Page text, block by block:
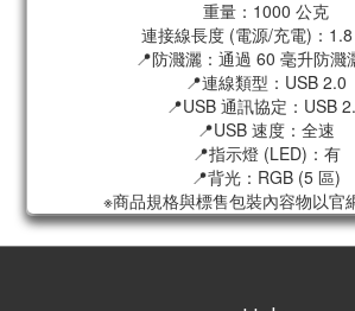
重量：1000 公克
連接線長度 (電源/充電)：1.8
📍防濺灑：通過 60 毫升防濺
📍連線類型：USB 2.0
📍USB 通訊協定：USB
📍USB 速度：全速
📍指示燈 (LED)：有
📍背光：RGB (5 區)
※商品規格與標售包裝內容物以官